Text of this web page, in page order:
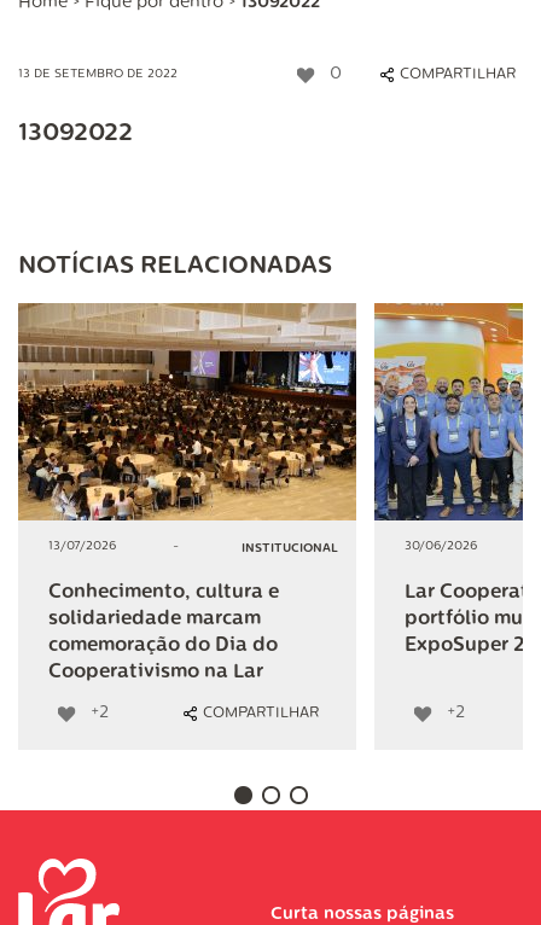
13 DE SETEMBRO DE 2022 0 COMPARTILHAR
13092022
NOTÍCIAS RELACIONADAS
13/07/2026 - INSTITUCIONAL
Conhecimento, cultura e
solidariedade marcam
comemoração do Dia do
Cooperativismo na Lar
+2 COMPARTILHAR
30/06/2026
Lar
portfólio
ExpoSuper
+2
Curta nossas páginas